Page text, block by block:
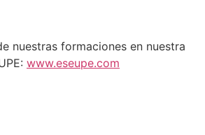
nuestras formaciones en nuestra
www.eseupe.com